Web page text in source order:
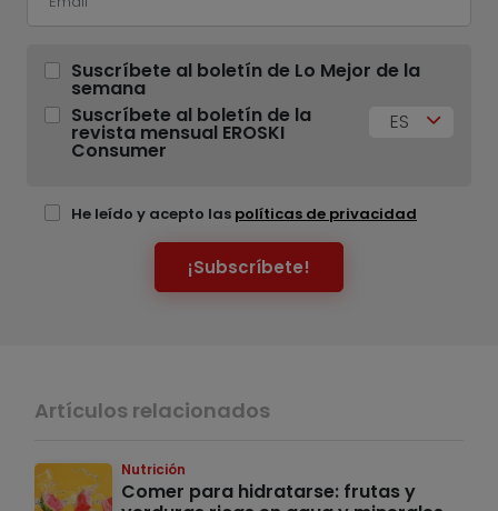
Suscríbete al boletín de Lo Mejor de la
semana
Suscríbete al boletín de la
revista mensual EROSKI
Consumer
ES
He leído y acepto las políticas de privacidad
¡Subscríbete!
Artículos relacionados
Nutrición
Comer para hidratarse: frutas y